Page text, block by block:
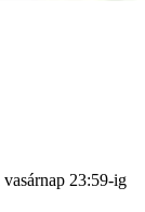
vasárnap 23:59-ig